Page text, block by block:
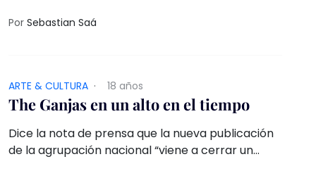
Música Electroacústica de Santiago
Por Sebastian Saá
ARTE & CULTURA · 18 años
The Ganjas en un alto en el tiempo
Dice la nota de prensa que la nueva publicación
de la agrupación nacional “viene a cerrar un